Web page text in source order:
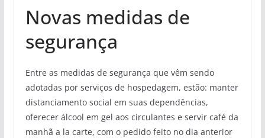
Novas medidas de
segurança
Entre as medidas de segurança que vêm sendo
adotadas por serviços de hospedagem, estão: manter
distanciamento social em suas dependências,
oferecer álcool em gel aos circulantes e servir café da
manhã a la carte, com o pedido feito no dia anterior